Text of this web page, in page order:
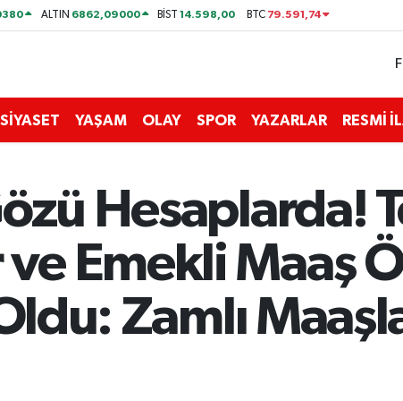
ALTIN 6862,09000 BİST14.598,00 BTC 79.591,74
SİYASET YAŞAM OLAY SPOR YAZARLAR RESMİ
Hesaplarda!
Emekli Maaş
Zamlı